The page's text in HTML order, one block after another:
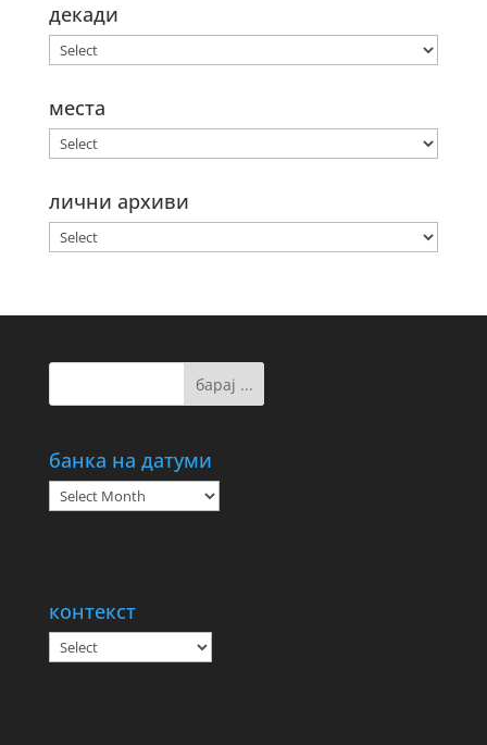
декади
места
лични архиви
банка на датуми
банка
на
контекст